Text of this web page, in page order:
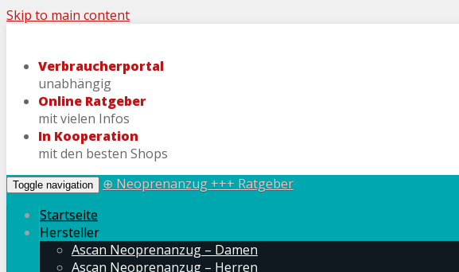
Skip to main content
Verbraucherportal
unabhängig
Online Ratgeber
mit vielen Infos
In Kooperation
mit den besten Shops
Toggle navigation
⊕ Neoprenanzug +++ Ratgeber
Startseite
Hersteller
Ascan Neoprenanzug – Damen
Ascan Neoprenanzug – Herren